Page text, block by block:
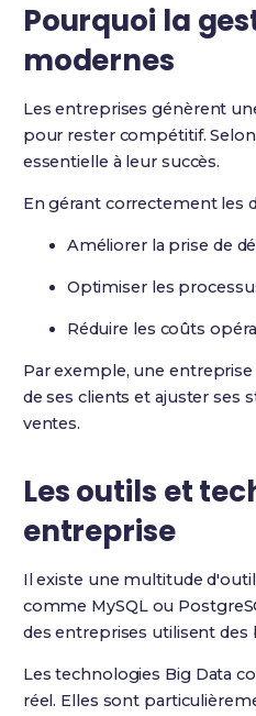
Pourquoi la
modernes
Les entreprises génèrent
pour rester compétitif.
essentielle à leur succès.
En gérant correctement les
Améliorer la prise de
Optimiser les
Réduire les coûts
Par exemple, une
de ses clients et ajuster ses
ventes.
Les outils et
entreprise
Il existe une multitude
comme MySQL ou
des entreprises utilisent des
Les technologies Big Data
réel. Elles sont